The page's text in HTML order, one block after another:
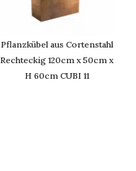
Pflanzkübel aus Cortenstahl
Rechteckig 120cm x 50cm x
H 60cm CUBI 11